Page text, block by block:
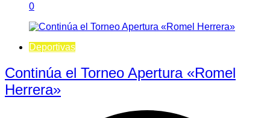
0
Deportivas
Continúa el Torneo Apertura «Romel
Herrera»